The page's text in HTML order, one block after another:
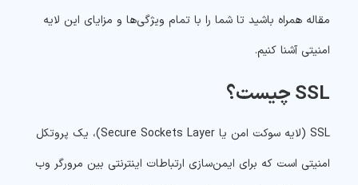
مقاله همراه باشید تا شما را با تمام ویژگی‌ها و مزایای این لایه
امنیتی آشنا کنیم.
SSL چیست؟
SSL (لایه سوکت امن یا Secure Sockets Layer)، یک پروتکل
امنیتی است که برای ایمن‌سازی ارتباطات اینترنتی بین مرورگر وب